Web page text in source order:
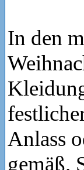
In den
Anlass
gemäß.